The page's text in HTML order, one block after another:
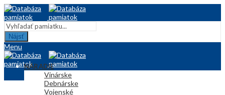
Nájsť
Menu
NÁRADIE
Vinárske
Debnárske
Vojenské